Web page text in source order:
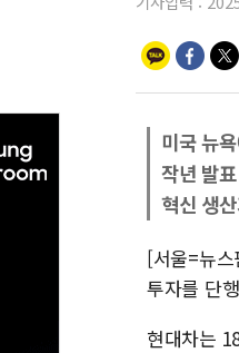
미국 뉴
작년 발
혁신 생
[서울=뉴
투자를 단
현대차는